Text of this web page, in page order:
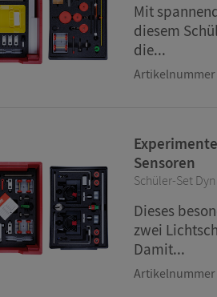
Mit
diesem
die...
Artikelnummer
Sensoren
Schüler-Set
Dieses
zwei
Damit...
Artikelnummer